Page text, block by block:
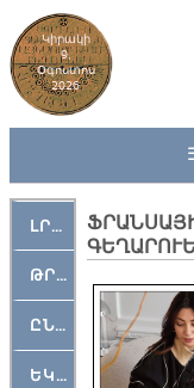
Կիրակի
9,
Օգոստոս
2026
ԼՐԱՀՈՍ
ԹՐՔԱՀԱՅ ԿԵԱՆՔ
ԸՆԿԵՐԱՄՇԱԿՈՒԹԱՅԻՆ
ԵԿԵՂԵՑԱԿԱՆ